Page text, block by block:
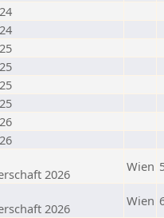
2026
Wien
2026
Wien